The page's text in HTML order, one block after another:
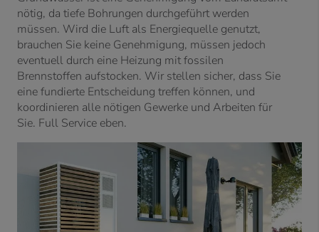
nötig, da tiefe Bohrungen durchgeführt werden
müssen. Wird die Luft als Energiequelle genutzt,
brauchen Sie keine Genehmigung, müssen jedoch
eventuell durch eine Heizung mit fossilen
Brennstoffen aufstocken. Wir stellen sicher, dass Sie
eine fundierte Entscheidung treffen können, und
koordinieren alle nötigen Gewerke und Arbeiten für
Sie. Full Service eben.